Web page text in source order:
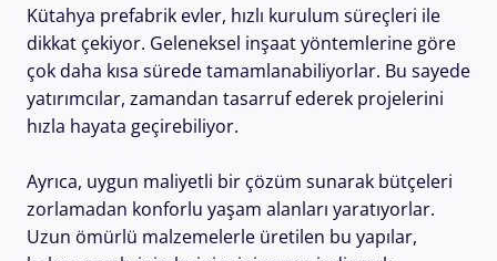
Kütahya prefabrik evler, hızlı kurulum süreçleri ile
dikkat çekiyor. Geleneksel inşaat yöntemlerine göre
çok daha kısa sürede tamamlanabiliyorlar. Bu sayede
yatırımcılar, zamandan tasarruf ederek projelerini
hızla hayata geçirebiliyor.
Ayrıca, uygun maliyetli bir çözüm sunarak bütçeleri
zorlamadan konforlu yaşam alanları yaratıyorlar.
Uzun ömürlü malzemelerle üretilen bu yapılar,